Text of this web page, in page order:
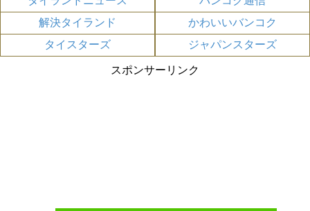
解決タイランド
かわいいバンコク
タイスターズ
ジャパンスターズ
スポンサーリンク